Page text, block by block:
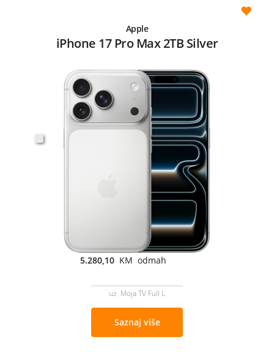
Apple
iPhone 17 Pro Max 2TB Silver
5.280,10 KM odmah
uz Moja TV Full L
Saznaj više